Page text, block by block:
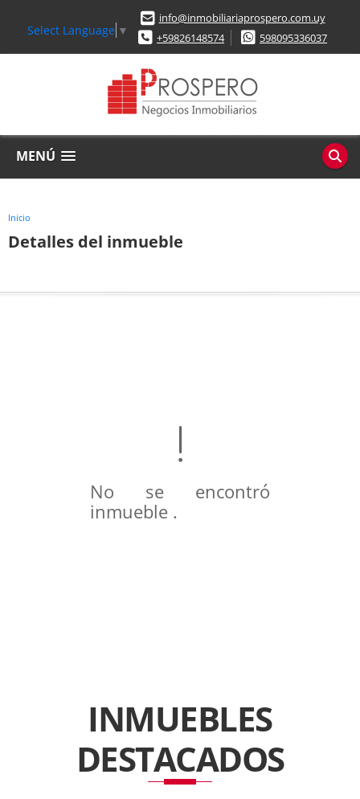
Select Language ▼
info@inmobiliariaprospero.com.uy
+59826148574
598095336037
MENÚ
Inicio
Detalles del inmueble
No se encontró
inmueble .
INMUEBLES
DESTACADOS